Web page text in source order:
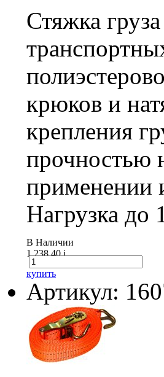
Стяжка
крюков и
крепления
прочностью
применении
Нагрузка до
В Наличии
1 238.40i
купить
Артикул: